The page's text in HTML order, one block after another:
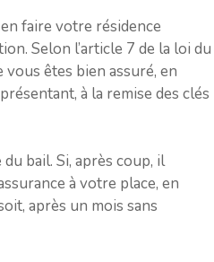
faire votre résidence
Selon l’article 7 de la loi du
êtes bien assuré, en
à la remise des clés
bail. Si, après coup, il
à votre place, en
après un mois sans